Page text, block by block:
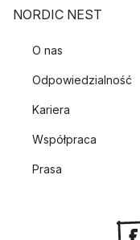
NORDIC NEST
O nas
Odpowiedzialność
Kariera
Współpraca
Prasa